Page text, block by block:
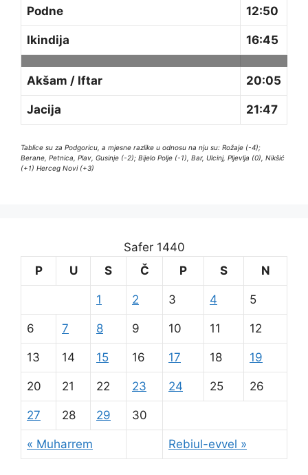
Podne 12:50
Ikindija 16:45
Akšam / Iftar 20:05
Jacija 21:47
Tablice su za Podgoricu, a mjesne razlike u odnosu na nju su: Rožaje (-4);
Berane, Petnica, Plav, Gusinje (-2); Bijelo Polje (-1), Bar, Ulcinj, Pljevlja (0), Nikšić
(+1) Herceg Novi (+3)
Safer 1440
P
U S Č P S N
« Muharrem Rebiul-evvel »
1 2 3 4 5
6 7 8 9 10 11 12
13 14 15 16 17 18 19
20 21 22 23 24 25 26
27 28 29 30